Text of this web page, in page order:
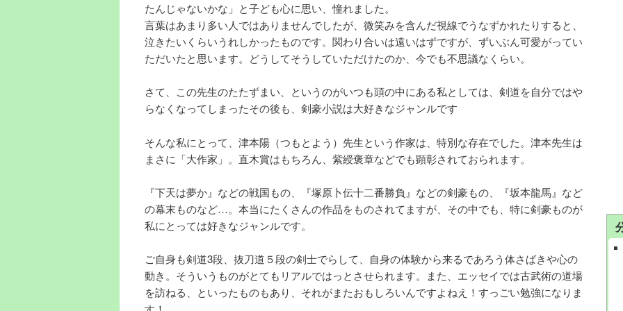
たんじゃないかな」と子ども心に思い、憧れました。
言葉はあまり多い人ではありませんでしたが、微笑みを含んだ視線でうなずかれたりすると、
泣きたいくらいうれしかったものです。関わり合いは遠いはずですが、ずいぶん可愛がってい
ただいたと思います。どうしてそうしていただけたのか、今でも不思議なくらい。
さて、この先生のたたずまい、というのがいつも頭の中にある私としては、剣道を自分ではや
らなくなってしまったその後も、剣豪小説は大好きなジャンルです
そんな私にとって、津本陽（つもとよう）先生という作家は、特別な存在でした。津本先生は
まさに「大作家」。直木賞はもちろん、紫綬褒章などでも顕彰されておられます。
『下天は夢か』などの戦国もの、『塚原卜伝十二番勝負』などの剣豪もの、『坂本龍馬』など
の幕末ものなど…。本当にたくさんの作品をものされてますが、その中でも、特に剣豪ものが
私にとっては好きなジャンルです。
ご自身も剣道3段、抜刀道５段の剣士でらして、自身の体験から来るであろう体さばきや心の
動き。そういうものがとてもリアルではっとさせられます。また、エッセイでは古武術の道場
を訪ねる、といったものもあり、それがまたおもしろいんですよねえ！すっごい勉強になりま